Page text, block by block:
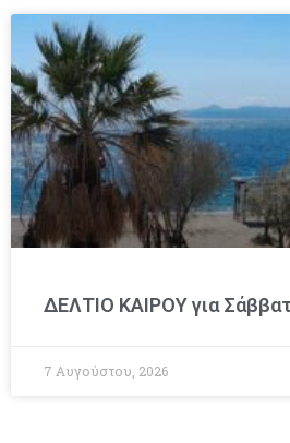
ΔΕΛΤΙΟ ΚΑΙΡΟΥ για
7 Αυγούστου, 2026